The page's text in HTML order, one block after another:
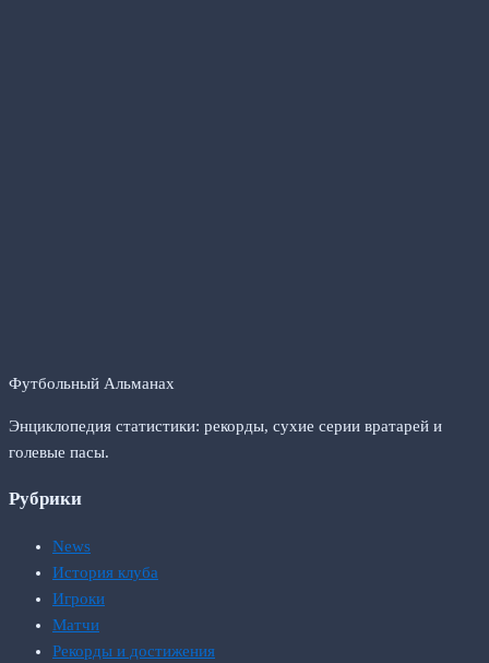
Футбольный Альманах
Энциклопедия статистики: рекорды, сухие серии вратарей и
голевые пасы.
Рубрики
News
История клуба
Игроки
Матчи
Рекорды и достижения